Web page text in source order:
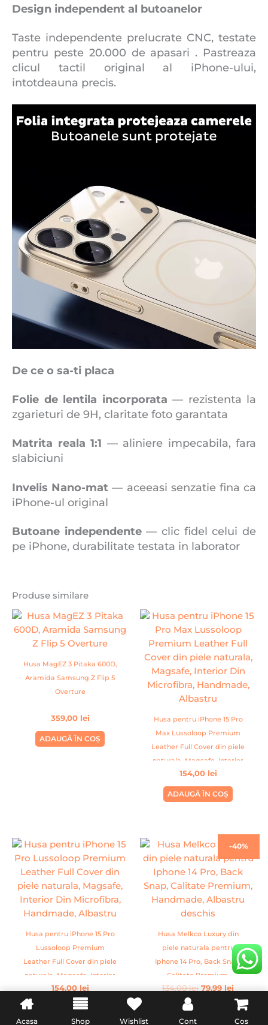
Design independent al butoanelor
Taste independente prelucrate CNC, testate
pentru peste 20.000 de apasari . Pastreaza
clicul tactil original al iPhone-ului,
intotdeauna precis.
De ce o sa-ti placa
Folie de lentila incorporata — rezistenta la
zgarieturi de 9H, claritate foto garantata
Matrita reala 1:1 — aliniere impecabila, fara
slabiciuni
Invelis Nano-mat — aceeasi senzatie fina ca
iPhone-ul original
Butoane independente— clic fidel celui de
pe iPhone, durabilitate testata in laborator
Produse similare
Husa MagEZ 3 Pitaka 600D,
Aramida Samsung Z Flip 5
Overture
359,00 lei
ADAUGĂ ÎN COȘ
Husa pentru iPhone 15 Pro
Max Lussoloop Premium
Leather Full Cover din piele
naturala, Magsafe, Interior
Din Microfibra, Handmade,
Albastru
154,00 lei
ADAUGĂ ÎN COȘ
Husa pentru iPhone 15 Pro
Lussoloop Premium
Leather Full Cover din piele
naturala, Magsafe, Interior
Din Microfibra, Handmade,
Albastru
154,00 lei
ADAUGĂ ÎN COȘ
-40%
Husa Melkco Luxury din
piele naturala pentru
Iphone 14 Pro, Back Snap,
Calitate Premium,
Handmade, Albastru
deschis
134,00lei
Prețul
a
fost:
134,00 lei.
79,99 lei
Prețul
curent
este:
79,99 lei.
ADAUGĂ ÎN COȘ
Acasa
Shop Wishlist Cont Cos